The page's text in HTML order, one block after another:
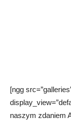
[ngg
naszym zdaniem